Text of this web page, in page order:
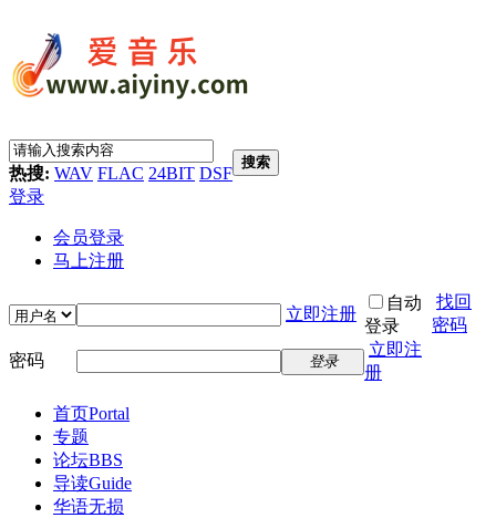
热搜: WAV FLAC 24BIT DSF
搜索
登录
会员登录
马上注册
立即注册
自动
登录
找回
密码
密码
登录
立即注
册
首页Portal
专题
论坛BBS
导读Guide
华语无损